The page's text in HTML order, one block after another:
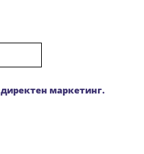
директен маркетинг.